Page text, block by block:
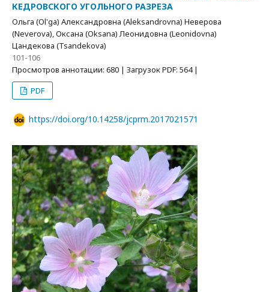
КЕДРОВСКОГО УГОЛЬНОГО РАЗРЕЗА
Ольга (Ol'ga) Александровна (Aleksandrovna) Неверова
(Neverova), Оксана (Oksana) Леонидовна (Leonidovna)
Цандекова (Tsandekova)
101-106
Просмотров аннотации: 680 | Загрузок PDF: 564 |
PDF
https://doi.org/10.14258/jcprm.2017021571